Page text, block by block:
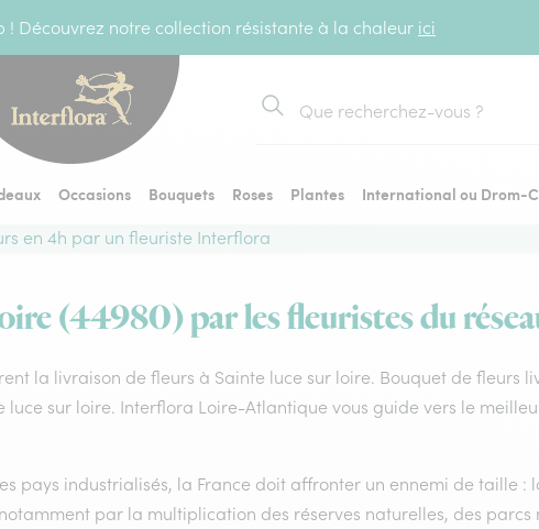
! Découvrez notre collection résistante à la chaleur ici
Rechercher
Occasions Bouquets Roses Plantes
International ou Drom-
en 4h par un fleuriste Interflora
(44980) par les fleuristes du
la livraison de fleurs à Sainte luce sur loire. Bouquet de fleurs
luce sur loire. Interflora Loire-Atlantique vous guide vers le
pays industrialisés, la France doit affronter un ennemi de taille :
par la multiplication des réserves naturelles, des parcs